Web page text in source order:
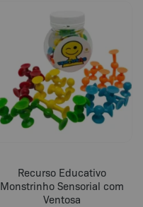
Recurso Educativo
Monstrinho Sensorial com
Ventosa